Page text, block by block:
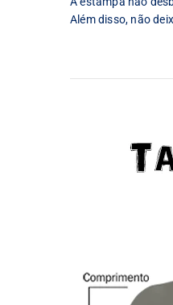
Além disso, não